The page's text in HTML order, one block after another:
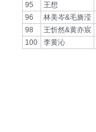
95
王想
96
林美岑&毛旖滢
98
王忻然&黄亦宸
100
李黄沁